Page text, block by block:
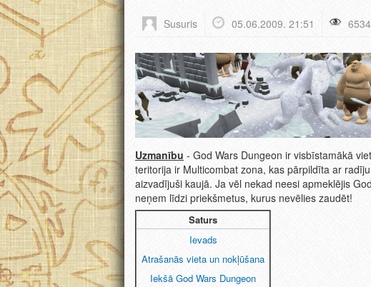
Susuris 05.06.2009. 21:51 6534
Uzmanību - God Wars Dungeon ir visbīstamākā
teritorija ir Multicombat zona, kas pārpildīta ar
aizvadījuši kaujā. Ja vēl nekad neesi apmeklējis
neņem līdzi priekšmetus, kurus nevēlies zaudēt!
Saturs
Ievads
Atrašanās vieta un nokļūšana
Iekšā God Wars Dungeon